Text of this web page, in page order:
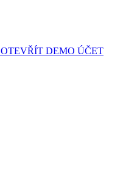
OTEVŘÍT DEMO ÚČET